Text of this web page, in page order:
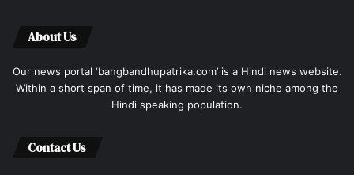
About Us
Our news portal ‘bangbandhupatrika.com’ is a Hindi news website.
Within a short span of time, it has made its own niche among the
Hindi speaking population.
Contact Us